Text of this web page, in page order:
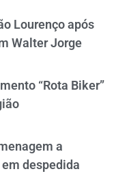
Lourenço após
Walter Jorge
“Rota Biker”
a
despedida